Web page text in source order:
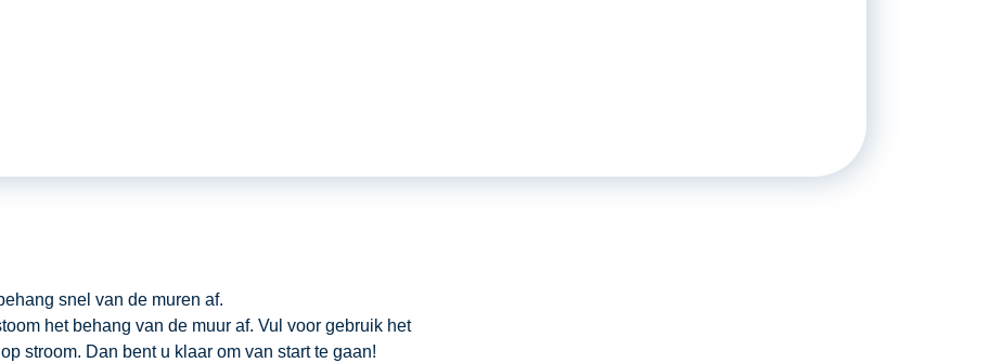
snel van de muren af.
het behang van de muur af. Vul voor gebruik het
stroom. Dan bent u klaar om van start te gaan!